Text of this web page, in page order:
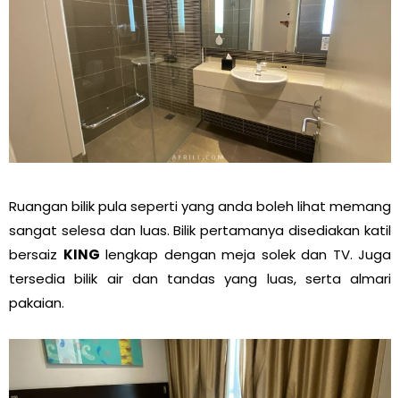
Ruangan bilik pula seperti yang anda boleh lihat memang
sangat selesa dan luas. Bilik pertamanya disediakan katil
bersaiz KING lengkap dengan meja solek dan TV. Juga
tersedia bilik air dan tandas yang luas, serta almari
pakaian.